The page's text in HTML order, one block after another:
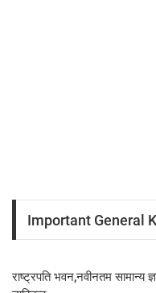
Important General
राष्ट्रपति भवन,नवीनतम सामान्य